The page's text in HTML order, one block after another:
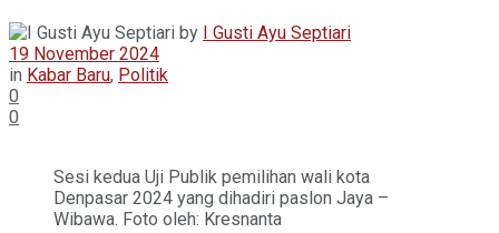
by I Gusti Ayu Septiari
19 November 2024
in Kabar Baru, Politik
0
0
Sesi kedua Uji Publik pemilihan wali kota
Denpasar 2024 yang dihadiri paslon Jaya –
Wibawa. Foto oleh: Kresnanta